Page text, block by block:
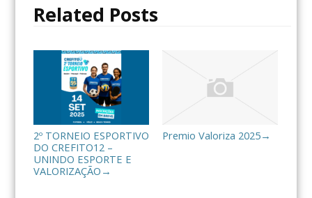
k
i
a
r
Related Posts
2º TORNEIO ESPORTIVO
DO CREFITO12 –
UNINDO ESPORTE E
VALORIZAÇÃO →
Premio Valoriza 2025→